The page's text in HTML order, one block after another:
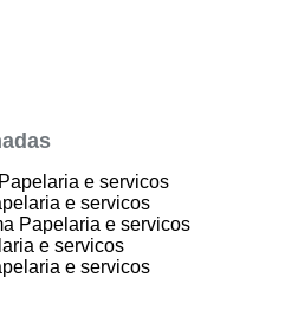
e servicos
e servicos
Papelaria e servicos
e servicos
e servicos